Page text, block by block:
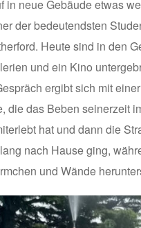
in neue Gebäude etwas
der bedeutendsten
Heute sind in den
und ein Kino
ergibt sich mit
die das Beben seinerzeit
hat und dann die
nach Hause ging,
und Wände